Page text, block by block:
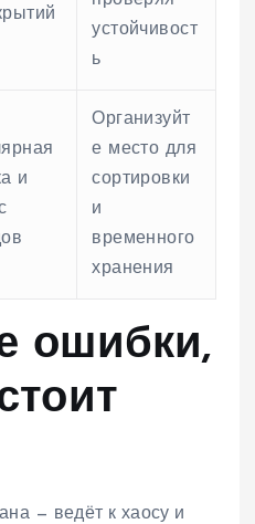
устойчивост
ь
и
Организуйт
е место для
сортировки
и
временного
хранения
ошибки,
— ведёт к хаосу и